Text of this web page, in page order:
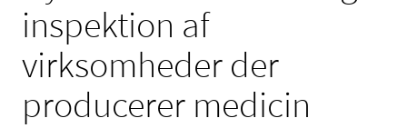
inspektion af
virksomheder der
producerer medicin